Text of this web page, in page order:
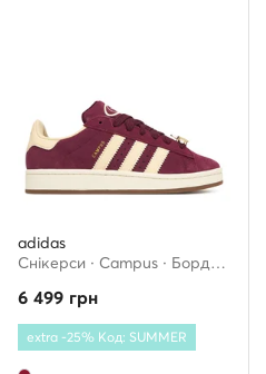
adidas
Снікерcи · Campus · Бордовий
6 499 грн
extra -25% Код: SUMMER